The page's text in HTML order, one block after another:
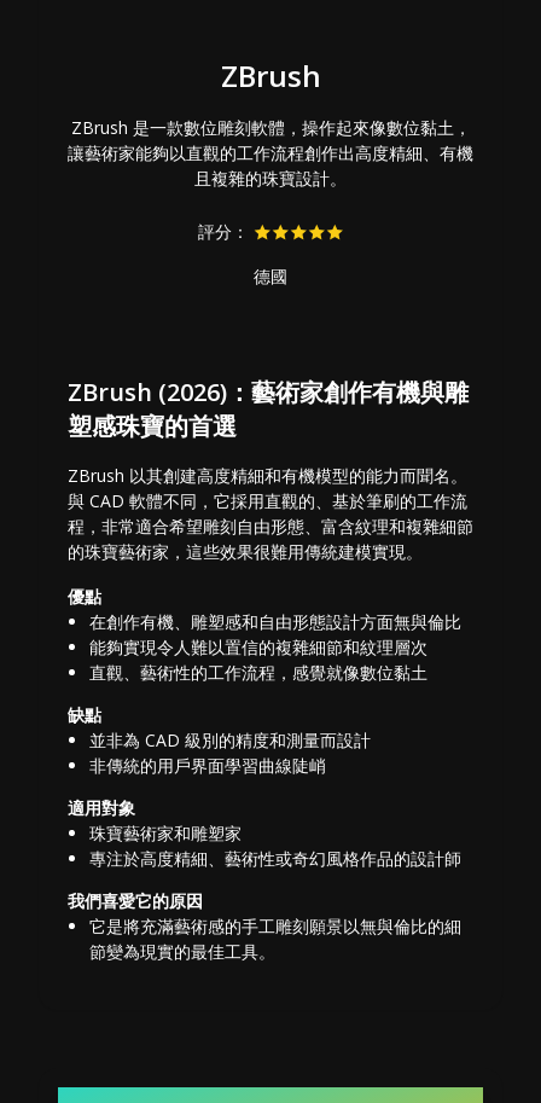
ZBrush
ZBrush 是一款數位雕刻軟體，操作起來像數位黏土，
讓藝術家能夠以直觀的工作流程創作出高度精細、有機
且複雜的珠寶設計。
評分：
德國
ZBrush (2026)：藝術家創作有機與雕
塑感珠寶的首選
ZBrush 以其創建高度精細和有機模型的能力而聞名。
與 CAD 軟體不同，它採用直觀的、基於筆刷的工作流
程，非常適合希望雕刻自由形態、富含紋理和複雜細節
的珠寶藝術家，這些效果很難用傳統建模實現。
優點
在創作有機、雕塑感和自由形態設計方面無與倫比
能夠實現令人難以置信的複雜細節和紋理層次
直觀、藝術性的工作流程，感覺就像數位黏土
缺點
並非為 CAD 級別的精度和測量而設計
非傳統的用戶界面學習曲線陡峭
適用對象
珠寶藝術家和雕塑家
專注於高度精細、藝術性或奇幻風格作品的設計師
我們喜愛它的原因
它是將充滿藝術感的手工雕刻願景以無與倫比的細
節變為現實的最佳工具。